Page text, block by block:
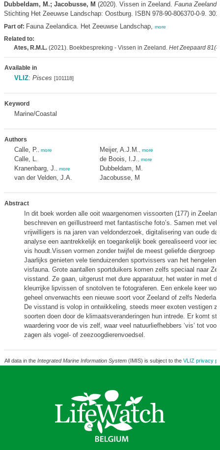
Dubbeldam, M.; Jacobusse, M (2020). Vissen in Zeeland. Fauna
Stichting Het Zeeuwse Landschap: Oostburg. ISBN 978-90-806370-0-9.
Part of: Fauna Zeelandica. Het Zeeuwse Landschap, more
Related to:
Ates, R.M.L.(2021). Boekbespreking - Vissen in Zeeland. Het Zeepaard
Available in
VLIZ: Pisces [101118]
Keyword
Marine/Coastal
Authors
Calle, P. more
Calle, L.
Kranenbarg, J.
more
van der Velden, J.A.
Meijer, A.J.M. more
de Boois, I.J. more
Dubbeldam, M.
Jacobusse, M
Abstract
In dit boek worden alle ooit waargenomen vissoorten (177) in
beschreven en geïllustreerd met fantastische foto’s. Samen met
vrijwilligers is na jaren van veldonderzoek, digitalisering van oude
analyse een aantrekkelijk en toegankelijk boek gerealiseerd voor
vis houdt.Vissen vormen zonder twijfel de meest geliefde diergroep
Jaarlijks genieten vele tienduizenden sportvissers van het hengelen
visfauna. Grote aantallen sportduikers komen zelfs speciaal naar
visstand. Ze gaan, uitgerust met dure apparatuur, het water in met
kleurrijke lipvissen of snotolven te fotograferen. Een enkele keer
geheel onverwachts een nieuwe soort voor Zeeland of zelfs
De visstand is volop in ontwikkeling, steeds meer exoten vestigen
soorten doen door de klimaatsveranderingen hun intrede. Er komt
waardering voor de vis zelf, waar veel natuurliefhebbers ‘vis’ tot
zagen als vogel- of zeezoogdierenvoedsel.
All data in the Integrated Marine Information System(IMIS) is subject to the VLIZ privacy